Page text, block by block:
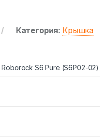
Категория: Крышка
S6 Pure (S6P02-02)